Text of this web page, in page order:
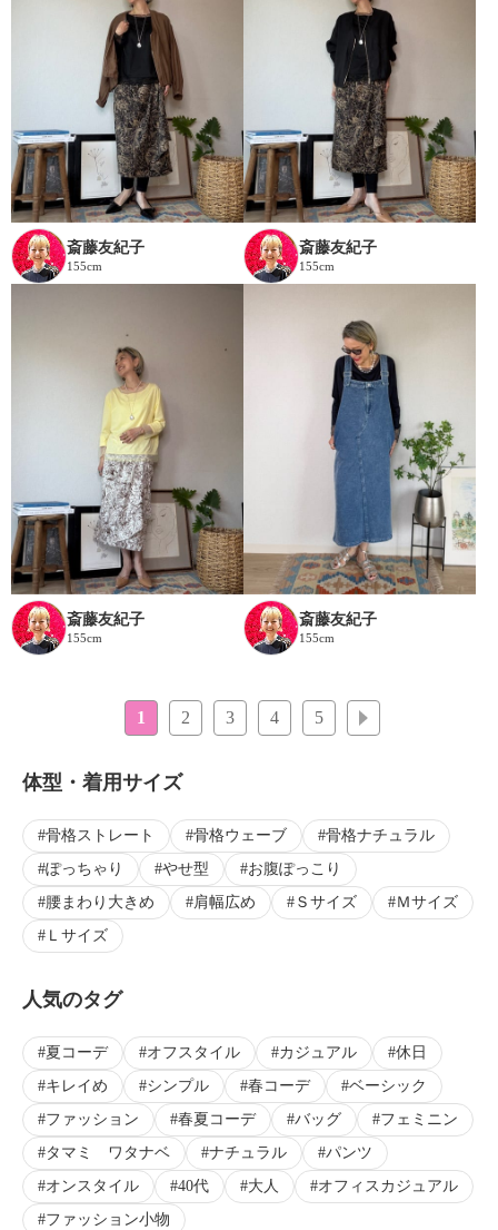
斎藤友紀子
155cm
斎藤友紀子
155cm
斎藤友紀子
155cm
斎藤友紀子
155cm
1 2 3 4 5
体型・着用サイズ
骨格ストレート 骨格ウェーブ
骨格ナチュラル
ぽっちゃり
やせ型
お腹ぽっこり
腰まわり大きめ
肩幅広め Ｓサイズ
Ｍサイズ
Ｌサイズ
人気のタグ
夏コーデ オフスタイル カジュアル
休日
キレイめ
シンプル 春コーデ
ベーシック
ファッション
春夏コーデ バッグ
フェミニン
タマミ ワタナベ
ナチュラル
パンツ
オンスタイル
40代 大人
オフィスカジュアル
ファッション小物